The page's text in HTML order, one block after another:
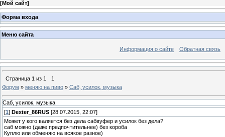
[Мой сайт]
Форма входа
Меню сайта
Информация о сайте Обратная связь
Страница 1 из 1
1
Форум » меняю на пиво » Саб, усилок, музыка
Саб, усилок, музыка
[1 ] Dexter_86RUS [28.07.2015, 22:07]
Может у кого валяется без дела сабвуфер и усилок без дела?
саб можно (даже предпочтительнее) без короба
Куплю или обменяю на всякое разное)